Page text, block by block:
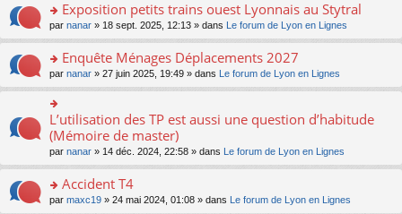
ult
er
le
m
e
s
g
e
n
o
lu
le
o
n
ult
er
le
m
s
a
e
n
Exposition petits trains ouest Lyonnais au Stytral
par nanar » 18 sept. 2025, 12:13 » dans Le forum de Lyon en Lignes
o
n
s
ult
er
le
m
e
s
a
Enquête Ménages Déplacements 2027
par nanar » 27 juin 2025, 19:49 » dans Le forum de Lyon en Lignes
n
s
ult
er
le
m
L’utilisation des TP est aussi une question d’habitude
(Mémoire de master)
par nanar » 14 déc. 2024, 22:58 » dans Le forum de Lyon en Lignes
o
Accident T4
par maxc19 » 24 mai 2024, 01:08 » dans Le forum de Lyon en Lignes